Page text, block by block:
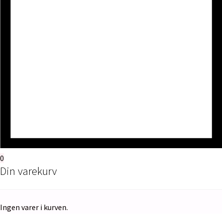
0
Din varekurv
Ingen varer i kurven.